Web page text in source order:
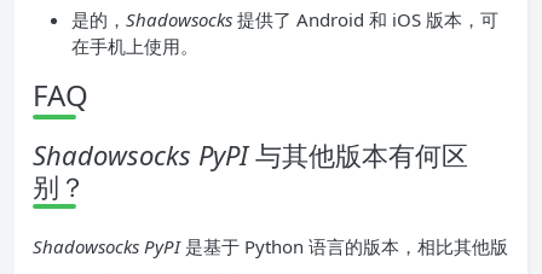
是的， Shadowsocks 提供了 Android 和 iOS 版本，可
在手机上使用。
FAQ
Shadowsocks PyPI与其他版本有何区
别？
Shadowsocks PyPI是基于 Python 语言的版本，相比其他版